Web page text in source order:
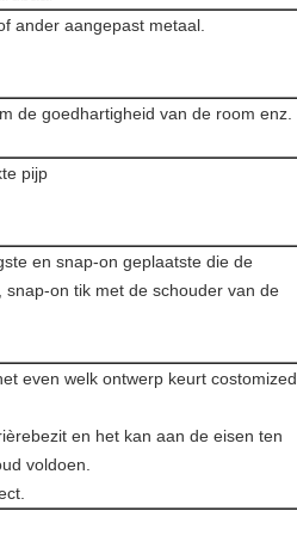
ander aangepast metaal.
de goedhartigheid van de room enz.
pijp
en snap-on geplaatste die de
on tik met de schouder van de
even welk ontwerp keurt costomized
en het kan aan de eisen ten
voldoen.